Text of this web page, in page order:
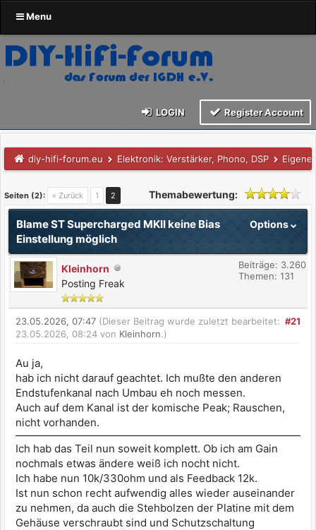
Menu
LOGIN Register Account
diy-hifi-forum.eu Elektronik: Verstärker, Phono, DSP
Seiten (2): « Zurück 1 2 Themabewertung:
Options
Blame ST Supercharged MKII keine Bias
Einstellung möglich
Kleinhorn
Posting Freak
Beiträge: 3.260
Themen: 131
#21
23.05.2026, 07:47 (Dieser Beitrag wurde zuletzt bearbeitet:
23.05.2026, 08:24 von Kleinhorn.)
Au ja,
hab ich nicht darauf geachtet. Ich mußte den anderen
Endstufenkanal nach Umbau eh noch messen.
Auch auf dem Kanal ist der komische Peak; Rauschen,
nicht vorhanden.
Ich hab das Teil nun soweit komplett. Ob ich am Gain
nochmals etwas ändere weiß ich nocht nicht.
Ich habe nun 10k/330ohm und als Feedback 12k.
Ist nun schon recht aufwendig alles wieder auseinander
zu nehmen, da auch die Stehbolzen der Platine mit dem
Gehäuse verschraubt sind und Schutzschaltung